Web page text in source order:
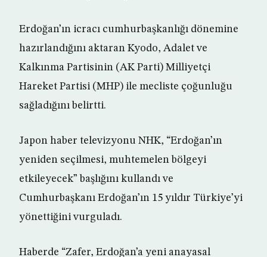
Erdoğan’ın icracı cumhurbaşkanlığı dönemine
hazırlandığını aktaran Kyodo, Adalet ve
Kalkınma Partisinin (AK Parti) Milliyetçi
Hareket Partisi (MHP) ile mecliste çoğunluğu
sağladığını belirtti.
Japon haber televizyonu NHK, “Erdoğan’ın
yeniden seçilmesi, muhtemelen bölgeyi
etkileyecek” başlığını kullandı ve
Cumhurbaşkanı Erdoğan’ın 15 yıldır Türkiye’yi
yönettiğini vurguladı.
Haberde “Zafer, Erdoğan’a yeni anayasal